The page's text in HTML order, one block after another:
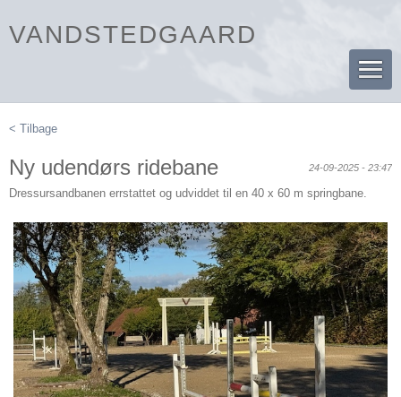
VANDSTEDGAARD
< Tilbage
Ny udendørs ridebane 24-09-2025 - 23:47
Dressursandbanen errstattet og udviddet til en 40 x 60 m springbane.